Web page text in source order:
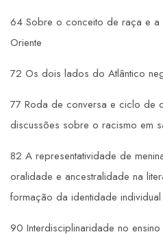
64 Sobre o conceito de raça e
Oriente
72 Os dois lados do Atlântico
77 Roda de conversa e ciclo de
discussões sobre o racismo em
82 A representatividade de
oralidade e ancestralidade na
formação da identidade
90 Interdisciplinaridade no ensino